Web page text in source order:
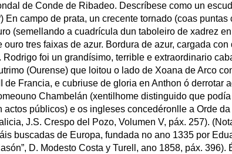
de Conde de Ribadeo. Descríbese como un
En campo de prata, un crecente tornado (coas
(semellando a cuadrícula dun taboleiro de xadrez
ouro tres faixas de azur. Bordura de azur, cargada
Rodrigo foi un grandísimo, terrible e extraordinario
(Ourense) que loitou o lado de Xoana de Arco
de Francia, e cubriuse de gloria en Anthon ó derrotar
Chambelán (xentilhome distinguido que
actos públicos) e os ingleses concedéronlle a Orde
J.S. Crespo del Pozo, Volumen V, páx. 257).
buscadas de Europa, fundada no ano 1335 por
D. Modesto Costa y Turell, ano 1858, páx.